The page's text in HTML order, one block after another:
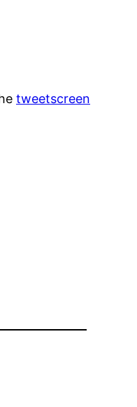
tweetscreen